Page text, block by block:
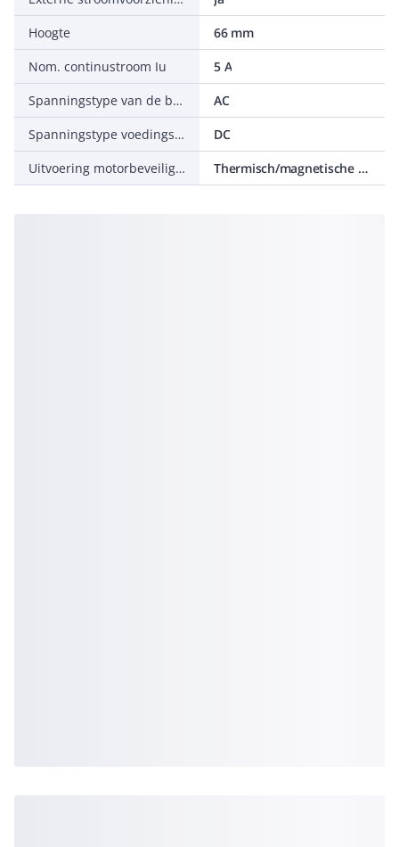
Hoogte
66 mm
Nom. continustroom Iu
5 A
Spanningstype van de bedrijfsspanning
AC
Spanningstype voedingsspanning
DC
Uitvoering motorbeveiliging
Thermisch/magnetische losser